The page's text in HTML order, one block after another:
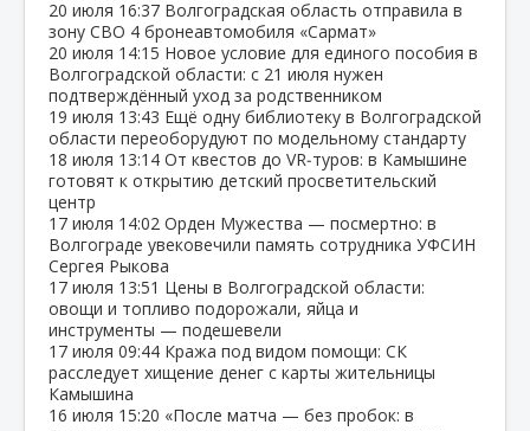
20 июля 16:37 Волгоградская область отправила в
зону СВО 4 бронеавтомобиля «Сармат»
20 июля 14:15 Новое условие для единого пособия в
Волгоградской области: с 21 июля нужен
подтверждённый уход за родственником
19 июля 13:43 Ещё одну библиотеку в Волгоградской
области переоборудуют по модельному стандарту
18 июля 13:14 От квестов до VR‑туров: в Камышине
готовят к открытию детский просветительский
центр
17 июля 14:02 Орден Мужества — посмертно: в
Волгограде увековечили память сотрудника УФСИН
Сергея Рыкова
17 июля 13:51 Цены в Волгоградской области:
овощи и топливо подорожали, яйца и
инструменты — подешевели
17 июля 09:44 Кража под видом помощи: СК
расследует хищение денег с карты жительницы
Камышина
16 июля 15:20 «После матча — без пробок: в